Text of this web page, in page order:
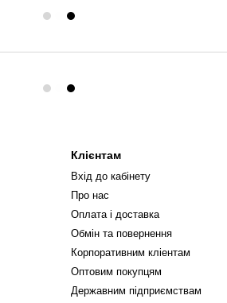
Клієнтам
Вхід до кабінету
Про нас
Оплата і доставка
Обмін та повернення
Корпоративним кліентам
Оптовим покупцям
Державним підприємствам